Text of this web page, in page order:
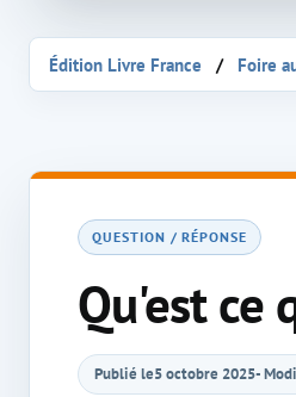
Édition Livre France Foire
QUESTION / RÉPONSE
Qu'est ce
Publié le5 octobre 2025-